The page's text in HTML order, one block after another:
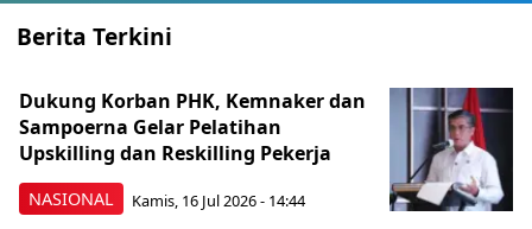
Berita Terkini
NASIONAL
Dukung Korban PHK, Kemnaker dan
Sampoerna Gelar Pelatihan
Upskilling dan Reskilling Pekerja
Kamis, 16 Jul 2026 - 14:44